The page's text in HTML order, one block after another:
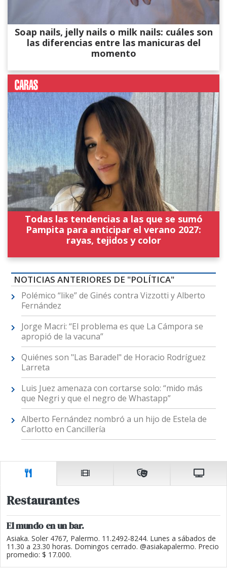
Soap nails, jelly nails o milk nails: cuáles son
las diferencias entre las manicuras del
momento
Todas las tendencias a las que se sumó
Pampita para anticipar el verano 2027:
rayas, tejidos y color
NOTICIAS ANTERIORES DE "POLÍTICA"
Polémico “like” de Ginés contra Vizzotti y Alberto
Fernández
Jorge Macri: “El problema es que La Cámpora se
apropió de la vacuna”
Quiénes son "Las Baradel" de Horacio Rodríguez
Larreta
Luis Juez amenaza con cortarse solo: “mido más
que Negri y que el negro de Whastapp”
Alberto Fernández nombró a un hijo de Estela de
Carlotto en Cancillería
Restaurantes
El mundo en un bar.
Asiaka. Soler 4767, Palermo. 11.2492-8244. Lunes a sábados de
11.30 a 23.30 horas. Domingos cerrado. @asiakapalermo. Precio
promedio: $ 17.000.